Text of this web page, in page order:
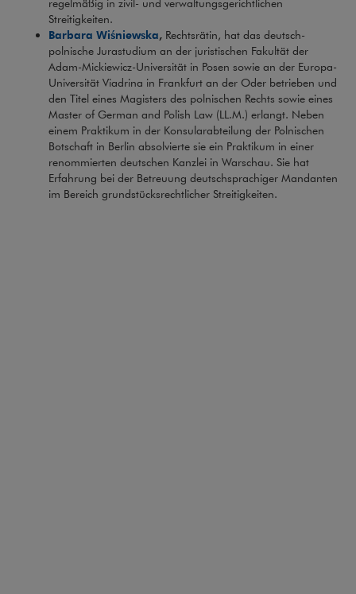
regelmäßig in zivil- und verwaltungsgerichtlichen
Streitigkeiten.
Barbara Wiśniewska, Rechtsrätin, hat das deutsch-
polnische Jurastudium an der juristischen Fakultät der
Adam-Mickiewicz-Universität in Posen sowie an der Europa-
Universität Viadrina in Frankfurt an der Oder betrieben und
den Titel eines Magisters des polnischen Rechts sowie eines
Master of German and Polish Law (LL.M.) erlangt. Neben
einem Praktikum in der Konsularabteilung der Polnischen
Botschaft in Berlin absolvierte sie ein Praktikum in einer
renommierten deutschen Kanzlei in Warschau. Sie hat
Erfahrung bei der Betreuung deutschsprachiger Mandanten
im Bereich grundstücksrechtlicher Streitigkeiten.